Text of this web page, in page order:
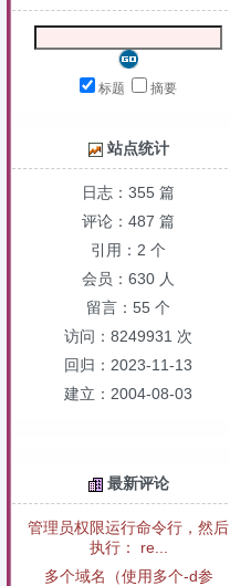
标题 摘要
站点统计
日志：355 篇
评论：487 篇
引用：2 个
会员：630 人
留言：55 个
访问：8249931 次
回归：2023-11-13
建立：2004-08-03
最新评论
管理员权限运行命令行，然后
执行： re...
多个域名（使用多个-d参